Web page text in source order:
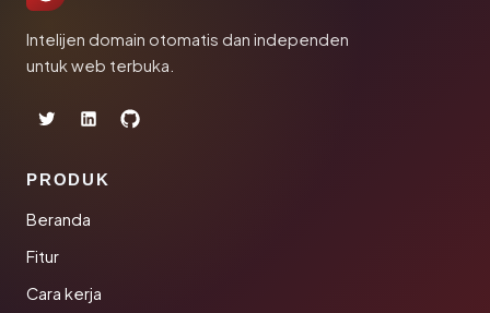
Intelijen domain otomatis dan independen
untuk web terbuka.
PRODUK
Beranda
Fitur
Cara kerja